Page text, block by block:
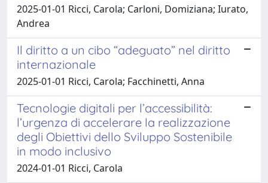
2025-01-01 Ricci, Carola; Carloni, Domiziana; Iurato,
Andrea
Il diritto a un cibo “adeguato” nel diritto
internazionale
2025-01-01 Ricci, Carola; Facchinetti, Anna
Tecnologie digitali per l’accessibilità:
l’urgenza di accelerare la realizzazione
degli Obiettivi dello Sviluppo Sostenibile
in modo inclusivo
2024-01-01 Ricci, Carola